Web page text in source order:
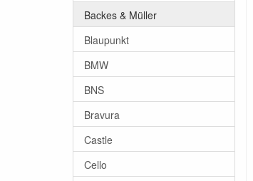
Backes & Müller
Blaupunkt
BMW
BNS
Bravura
Castle
Cello